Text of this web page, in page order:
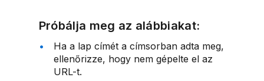
Próbálja meg az alábbiakat:
Ha a lap címét a címsorban adta meg,
ellenőrizze, hogy nem gépelte el az
URL-t.